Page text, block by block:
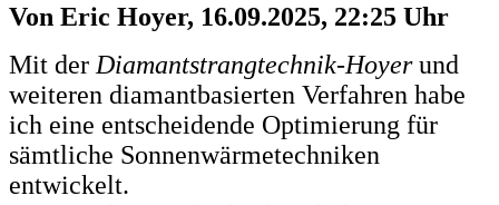
Von Eric Hoyer, 16.09.2025, 22:25 Uhr
Mit der Diamantstrangtechnik-Hoyerund
weiteren diamantbasierten Verfahren habe
ich eine entscheidende Optimierung für
sämtliche Sonnenwärmetechniken
entwickelt.